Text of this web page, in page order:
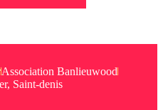
Association Banlieuwood
Saint-denis